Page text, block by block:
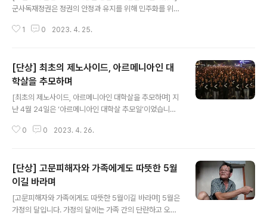
연관성을 캐물었습니다. 알고 있다 답하니 대뜸 다음 질문
없기에 사실 그대로 다녀온 적이 없다고 말하니 돌아온 것
군사독재정권은 정권의 안정과 유지를 위해 민주화를 위한
수많은 간첩조작사건을 만들어냈습니다. 간첩으로 지목된
다. 피해자들을 향한 국가폭력은 실로 무지막지하였고 얼
토당토않았습니다. 간첩조작사건피해자들 중 다수의 제주
도민들은 일본에 방문한 것이 조총련과 엮여져 간첩으로
몰렸습니다. 그런데 양영배 씨는 그와는 일절 상관없이 간
첩이 되었습니다. 어느 날 양영배 씨는 보안사령부의 제주
지부인 ‘한라기업사’에 끌려갔습니다. 양영배 씨를 끌고 간
1 0 2023. 4. 25.
[단상] 최초의 제노사이드, 아르메니아인 대
학살을 추모하며
[최초의 제노사이드, 아르메니아인 대학살을 추모하며] 지
난 4월 24일은 ‘아르메니아인 대학살 추모일’이었습니다.
이 제국 내 아르메니아인을 대상으로 자행한 대량학살 사
달하는 것으로 추정됩니다. 나치 독일의 히틀러는 수백만
유대인에 대한 홀로코스트를 단행하면서 누가 아르메니아
인들의 죽음을 기억하겠는가라고 외쳤습니다. 그러나 오늘
날 많은 이들이 ‘아르메니아인 대학살’과 ‘유대인 홀로코스
0 0 2023. 4. 26.
[단상] 고문피해자와 가족에게도 따뜻한 5월
이길 바라며
[고문피해자와 가족에게도 따뜻한 5월이길 바라며] 5월은
가정의 달입니다. 가정의 달에는 가족 간의 단란하고 오붓